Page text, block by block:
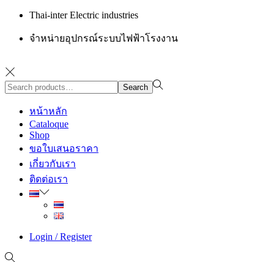
Thai-inter Electric industries
จำหน่ายอุปกรณ์ระบบไฟฟ้าโรงงาน
Search
for:>
Search
หน้าหลัก
Cataloque
Shop
ขอใบเสนอราคา
เกี่ยวกับเรา
ติดต่อเรา
Login / Register